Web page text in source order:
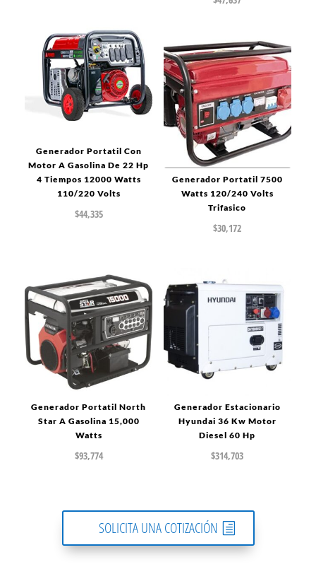
Generador Portatil Con
Motor A Gasolina De 22 Hp
4 Tiempos 12000 Watts
110/220 Volts
$44,335
Generador Portatil 7500
Watts 120/240 Volts
Trifasico
$30,172
Generador Portatil North
Star A Gasolina 15,000
Watts
$93,774
Generador Estacionario
Hyundai 36 Kw Motor
Diesel 60 Hp
$314,703
SOLICITA UNA COTIZACIÓN